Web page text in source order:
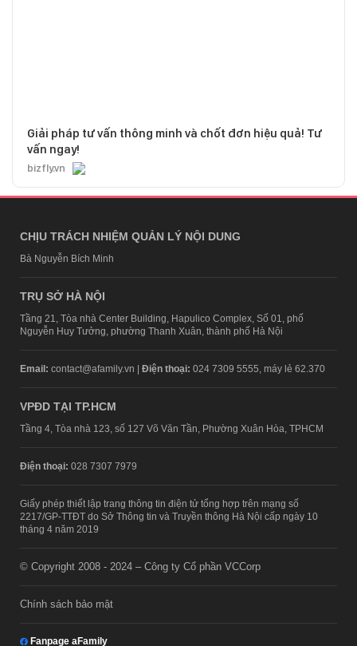
Giải pháp tư vấn thông minh và chốt đơn hiệu quả! Tư
vấn ngay!
bizfly.vn
CHỊU TRÁCH NHIỆM QUẢN LÝ NỘI DUNG
Bà Nguyễn Bích Minh
TRỤ SỞ HÀ NỘI
Tầng 21, Tòa nhà Center Building, Hapulico Complex, Số 01, phố
Nguyễn Huy Tưởng, phường Thanh Xuân, thành phố Hà Nội
Email: contact@afamily.vn | Điện thoại: 024 7309 5555, máy lẻ 62.370
VPĐD TẠI TP.HCM
Tầng 4, Tòa nhà 123, số 127 Võ Văn Tần, Phường Xuân Hòa, TPHCM
Điện thoại: 028 7307 7979
Giấy phép thiết lập trang thông tin điện tử tổng hợp trên mạng số
2217/GP-TTĐT do Sở Thông tin và Truyền thông Hà Nội cấp ngày 10
tháng 4 năm 2019
© Copyright 2008 - 2024 – Công ty Cổ phần VCCorp
Chính sách bảo mật
Fanpage aFamily